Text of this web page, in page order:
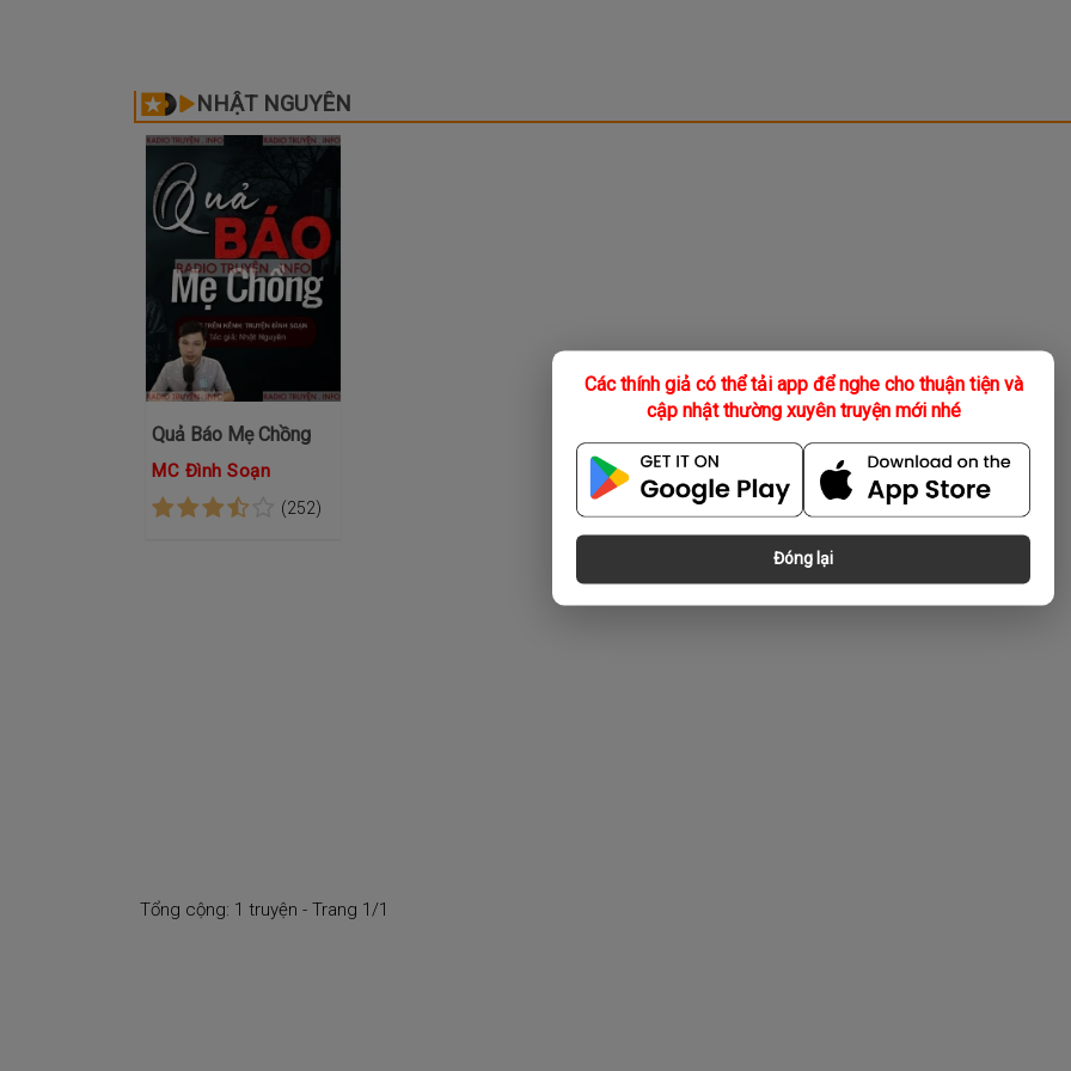
Các thính giả có thể tải app để nghe cho thuận tiện và
cập nhật thường xuyên truyện mới nhé
Đóng lại
NHẬT NGUYÊN
Quả Báo Mẹ Chồng
MC Đình Soạn
(252)
Tổng cộng: 1 truyện - Trang 1/1